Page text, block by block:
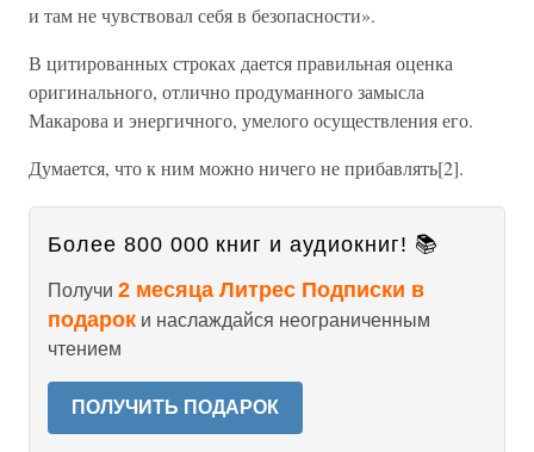
и там не чувствовал себя в безопасности».
В цитированных строках дается правильная оценка
оригинального, отлично продуманного замысла
Макарова и энергичного, умелого осуществления его.
Думается, что к ним можно ничего не прибавлять[2].
Более 800 000 книг и аудиокниг! 📚
Получи 2 месяца Литрес Подписки в
подарок и наслаждайся неограниченным
чтением
ПОЛУЧИТЬ ПОДАРОК